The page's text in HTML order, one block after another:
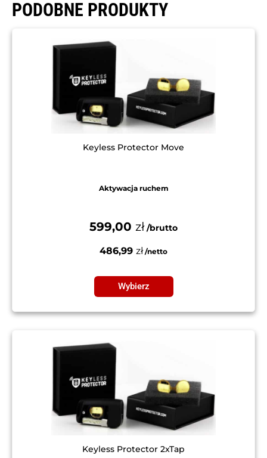
PODOBNE PRODUKTY
Keyless Protector Move
Aktywacja ruchem
599,00 zł
486,99 zł
Wybierz
Keyless Protector 2xTap